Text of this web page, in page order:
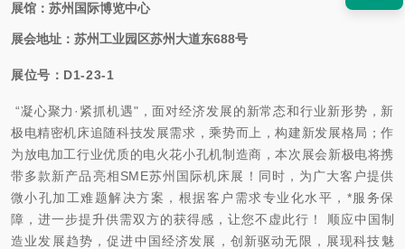
展馆：苏州国际博览中心
展会地址：苏州工业园区苏州大道东688号
展位号：D1-23-1
“凝心聚力·紧抓机遇"，面对经济发展的新常态和行业新形势，新
极电精密机床追随科技发展需求，乘势而上，构建新发展格局；作
为放电加工行业优质的电火花小孔机制造商，本次展会新极电将携
带多款新产品亮相SME苏州国际机床展 ！同时，为广大客户提供
微小孔加工难题解决方案，根据客户需求专业化水平，*服务保
障，进一步提升供需双方的获得感，让您不虚此行！
顺应中国制
造业发展趋势，促进中国经济发展，创新驱动无限，展现科技魅